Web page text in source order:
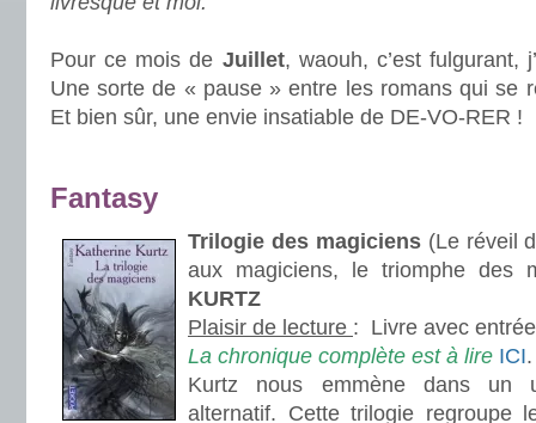
Pour ce mois de Juillet, waouh, c’est fulgurant,
Une sorte de « pause » entre les romans qui se
Et bien sûr, une envie insatiable de DE-VO-RER !
Fantasy
Trilogie des magiciens (Le réveil
aux magiciens, le triomphe des
KURTZ
Plaisir de lecture : Livre avec
La chronique complète est à lire ICI.
Kurtz nous emmène dans un
alternatif. Cette trilogie regroupe